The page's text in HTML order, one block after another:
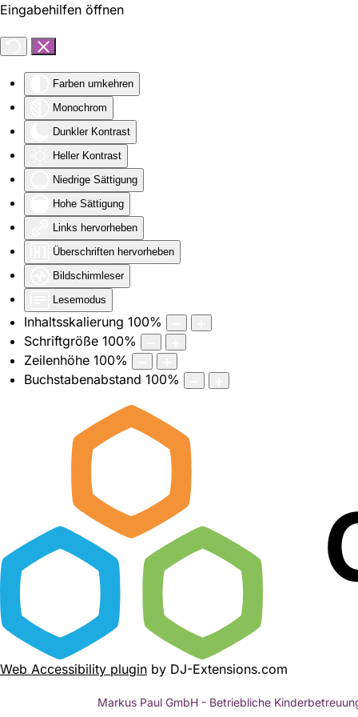
Eingabehilfen öffnen
Farben umkehren
Monochrom
Dunkler Kontrast
Heller Kontrast
Niedrige Sättigung
Hohe Sättigung
Links hervorheben
Überschriften hervorheben
Bildschirmleser
Lesemodus
Inhaltsskalierung 100%
Schriftgröße 100%
Zeilenhöhe 100%
Buchstabenabstand 100%
Web Accessibility plugin by DJ-Extensions.com
Zum Hauptinhalt springen
Markus Paul GmbH - Betriebliche